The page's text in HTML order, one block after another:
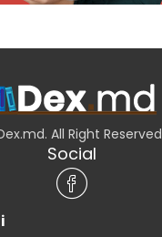
All Right Reserved
Social